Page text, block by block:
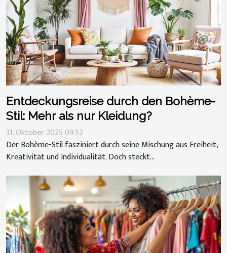
Entdeckungsreise durch den Bohème-
Stil: Mehr als nur Kleidung?
31. Oktober 2025 09:52
Der Bohème-Stil fasziniert durch seine Mischung aus Freiheit,
Kreativität und Individualität. Doch steckt...